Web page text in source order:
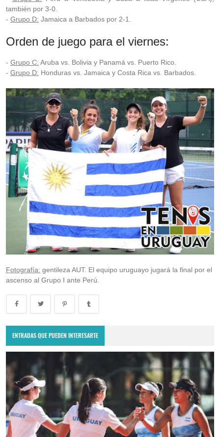
también por 3-0.
- Grupo D: Jamaica a Barbados por 2-1.
Orden de juego para el viernes:
- Grupo C: Aruba vs. Bolivia y Panamá vs. Puerto Rico.
- Grupo D: Honduras vs. Jamaica y Costa Rica vs. Barbados.
Fotografía: gentileza AUT. El equipo uruguayo jugará la final por el
ascenso al Grupo I ante Perú.
ENTRADAS QUE PUEDEN INTERESARTE